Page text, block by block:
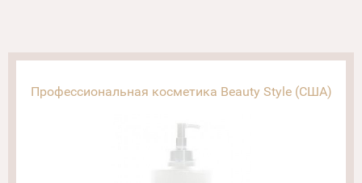
Профессиональная косметика Beauty Style (США)